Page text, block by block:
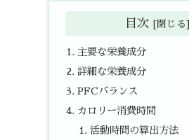
目次
主要な栄養成分
詳細な栄養成分
PFCバランス
カロリー消費時間
活動時間の算出方法